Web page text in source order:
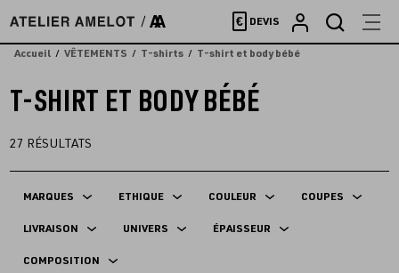
directement
au
€ DEVIS
Accueil VÊTEMENTS T-shirts T-shirt et body bébé
T-SHIRT ET BODY BÉBÉ
27 RÉSULTATS
MARQUES ETHIQUE COULEUR COUPES
LIVRAISON UNIVERS ÉPAISSEUR
COMPOSITION